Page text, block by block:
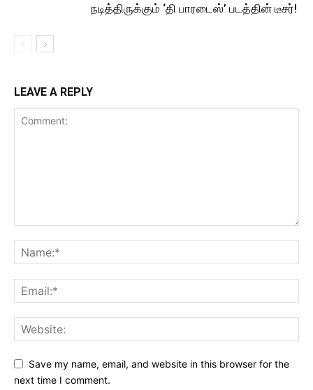
நடித்திருக்கும் ‘தி பாரடைஸ்’ படத்தின் டீசர்!
LEAVE A REPLY
Save my name, email, and website in this browser for the
next time I comment.